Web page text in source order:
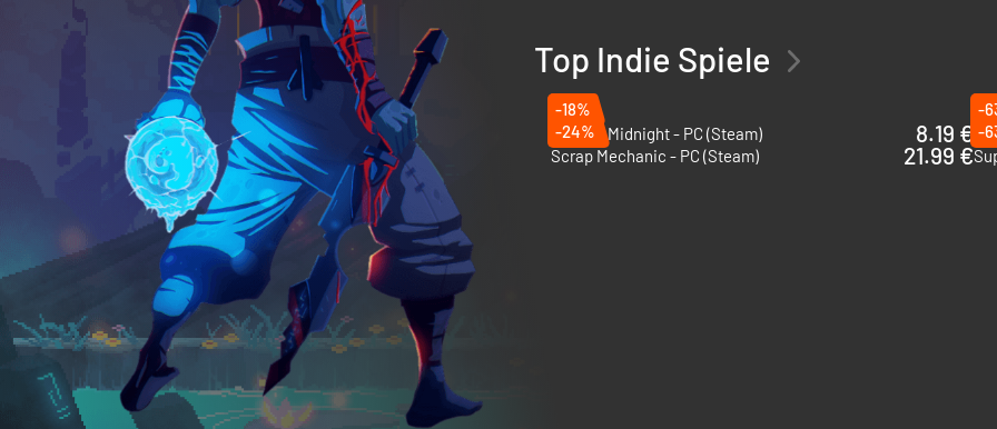
Top Indie Spiele
-18%
Shift At Midnight - PC (Steam)
8.19 €
-
-24%
Scrap Mechanic - PC (Steam)
21.99 €
-